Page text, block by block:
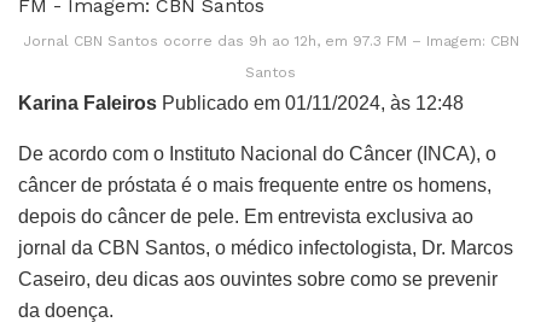
Jornal CBN Santos ocorre das 9h ao 12h, em 97.3 FM – Imagem: CBN
Santos
Karina Faleiros Publicado em 01/11/2024, às 12:48
De acordo com o Instituto Nacional do Câncer (INCA), o
câncer de próstata é o mais frequente entre os homens,
depois do câncer de pele. Em entrevista exclusiva ao
jornal da CBN Santos, o médico infectologista, Dr. Marcos
Caseiro, deu dicas aos ouvintes sobre como se prevenir
da doença.